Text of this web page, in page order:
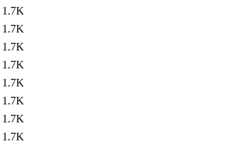
1.7K
1.7K
1.7K
1.7K
1.7K
1.7K
1.7K
1.7K